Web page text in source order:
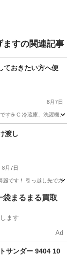
すの関連記事
ておきたい方へ便
8月7日
す☕ C 冷蔵庫、洗濯機
渡し
8月7日
です！ 引っ越し先でガス
袋まるまる買取
ます
Ad
サンダー 9404 10